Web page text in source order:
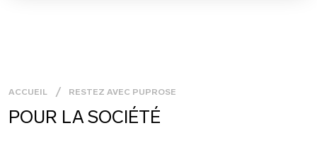
ACCUEIL RESTEZ AVEC PUPROSE
POUR LA SOCIÉTÉ